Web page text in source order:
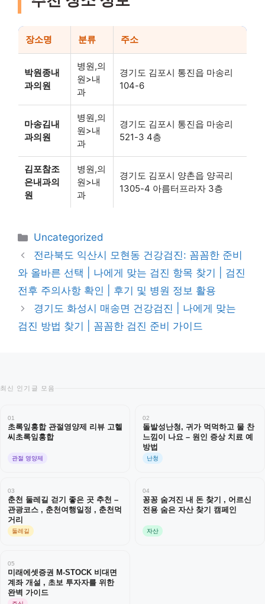
장소명 분류 주소
박원종내
과의원
병원,의
원>내
과
경기도 김포시 통진읍 마송리
104-6
마송김내
과의원
병원,의
원>내
과
경기도 김포시 통진읍 마송리
521-3 4층
김포참조
은내과의
원
병원,의
원>내
과
경기도 김포시 양촌읍 양곡리
1305-4 아름터프라자 3층
카
테
리
Uncategorized
전라북도 익산시 모현동 건강검진: 꼼꼼한 준비
와 올바른 선택 | 나에게 맞는 검진 항목 찾기 | 검진
전후 주의사항 확인 | 후기 및 병원 정보 활용
경기도 화성시 매송면 건강검진 | 나에게 맞는
검진 방법 찾기 | 꼼꼼한 검진 준비 가이드
최신 인기글 모음
01
초록잎홍합 관절영양제 리뷰 고헬
씨초록잎홍합
관절 영양제
02
돌발성난청, 귀가 먹먹하고 물 찬
느낌이 나요 – 원인 증상 치료 예
방법
난청
03
춘천 둘레길 걷기 좋은 곳 추천 –
관광코스 , 춘천여행일정 , 춘천먹
거리
둘레길
04
꽁꽁 숨겨진 내 돈 찾기 , 어르신
전용 숨은 자산 찾기 캠페인
자산
05
미래에셋증권 M-STOCK 비대면
계좌 개설 , 초보 투자자를 위한
완벽 가이드